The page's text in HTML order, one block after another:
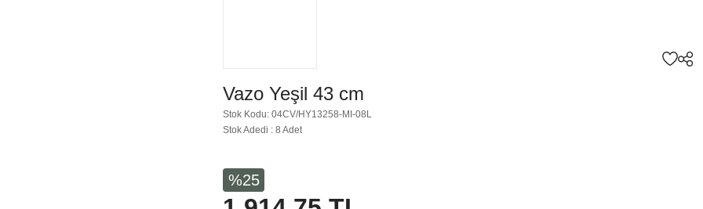
Vazo Yeşil 43 cm
Stok Kodu: 04CV/HY13258-MI-08L
Stok Adedi : 8 Adet
%25